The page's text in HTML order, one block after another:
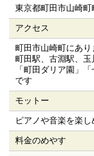
東京都町田市山崎町
アクセス
町田市山崎町にあり
町田駅、古淵駅、
「町田ダリア園」
です
モットー
ピアノや音楽を楽
料金のめやす